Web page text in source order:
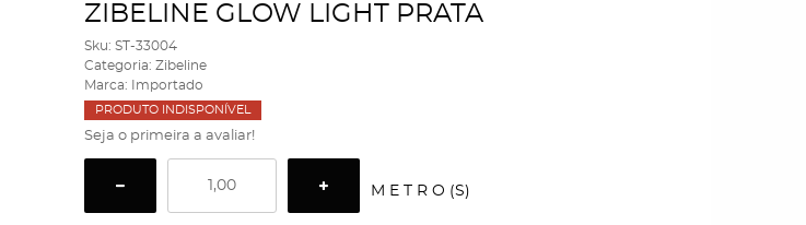
ZIBELINE GLOW LIGHT PRATA
Sku: ST-33004
Categoria: Zibeline
Marca:
Importado
PRODUTO INDISPONÍVEL
Seja o primeira a avaliar!
M E T R O (S)